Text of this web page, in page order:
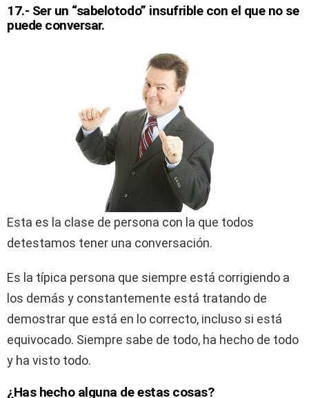
17.- Ser un “sabelotodo” insufrible con el que no se
puede conversar.
Esta es la clase de persona con la que todos
detestamos tener una conversación.
Es la típica persona que siempre está corrigiendo a
los demás y constantemente está tratando de
demostrar que está en lo correcto, incluso si está
equivocado. Siempre sabe de todo, ha hecho de todo
y ha visto todo.
¿Has hecho alguna de estas cosas?